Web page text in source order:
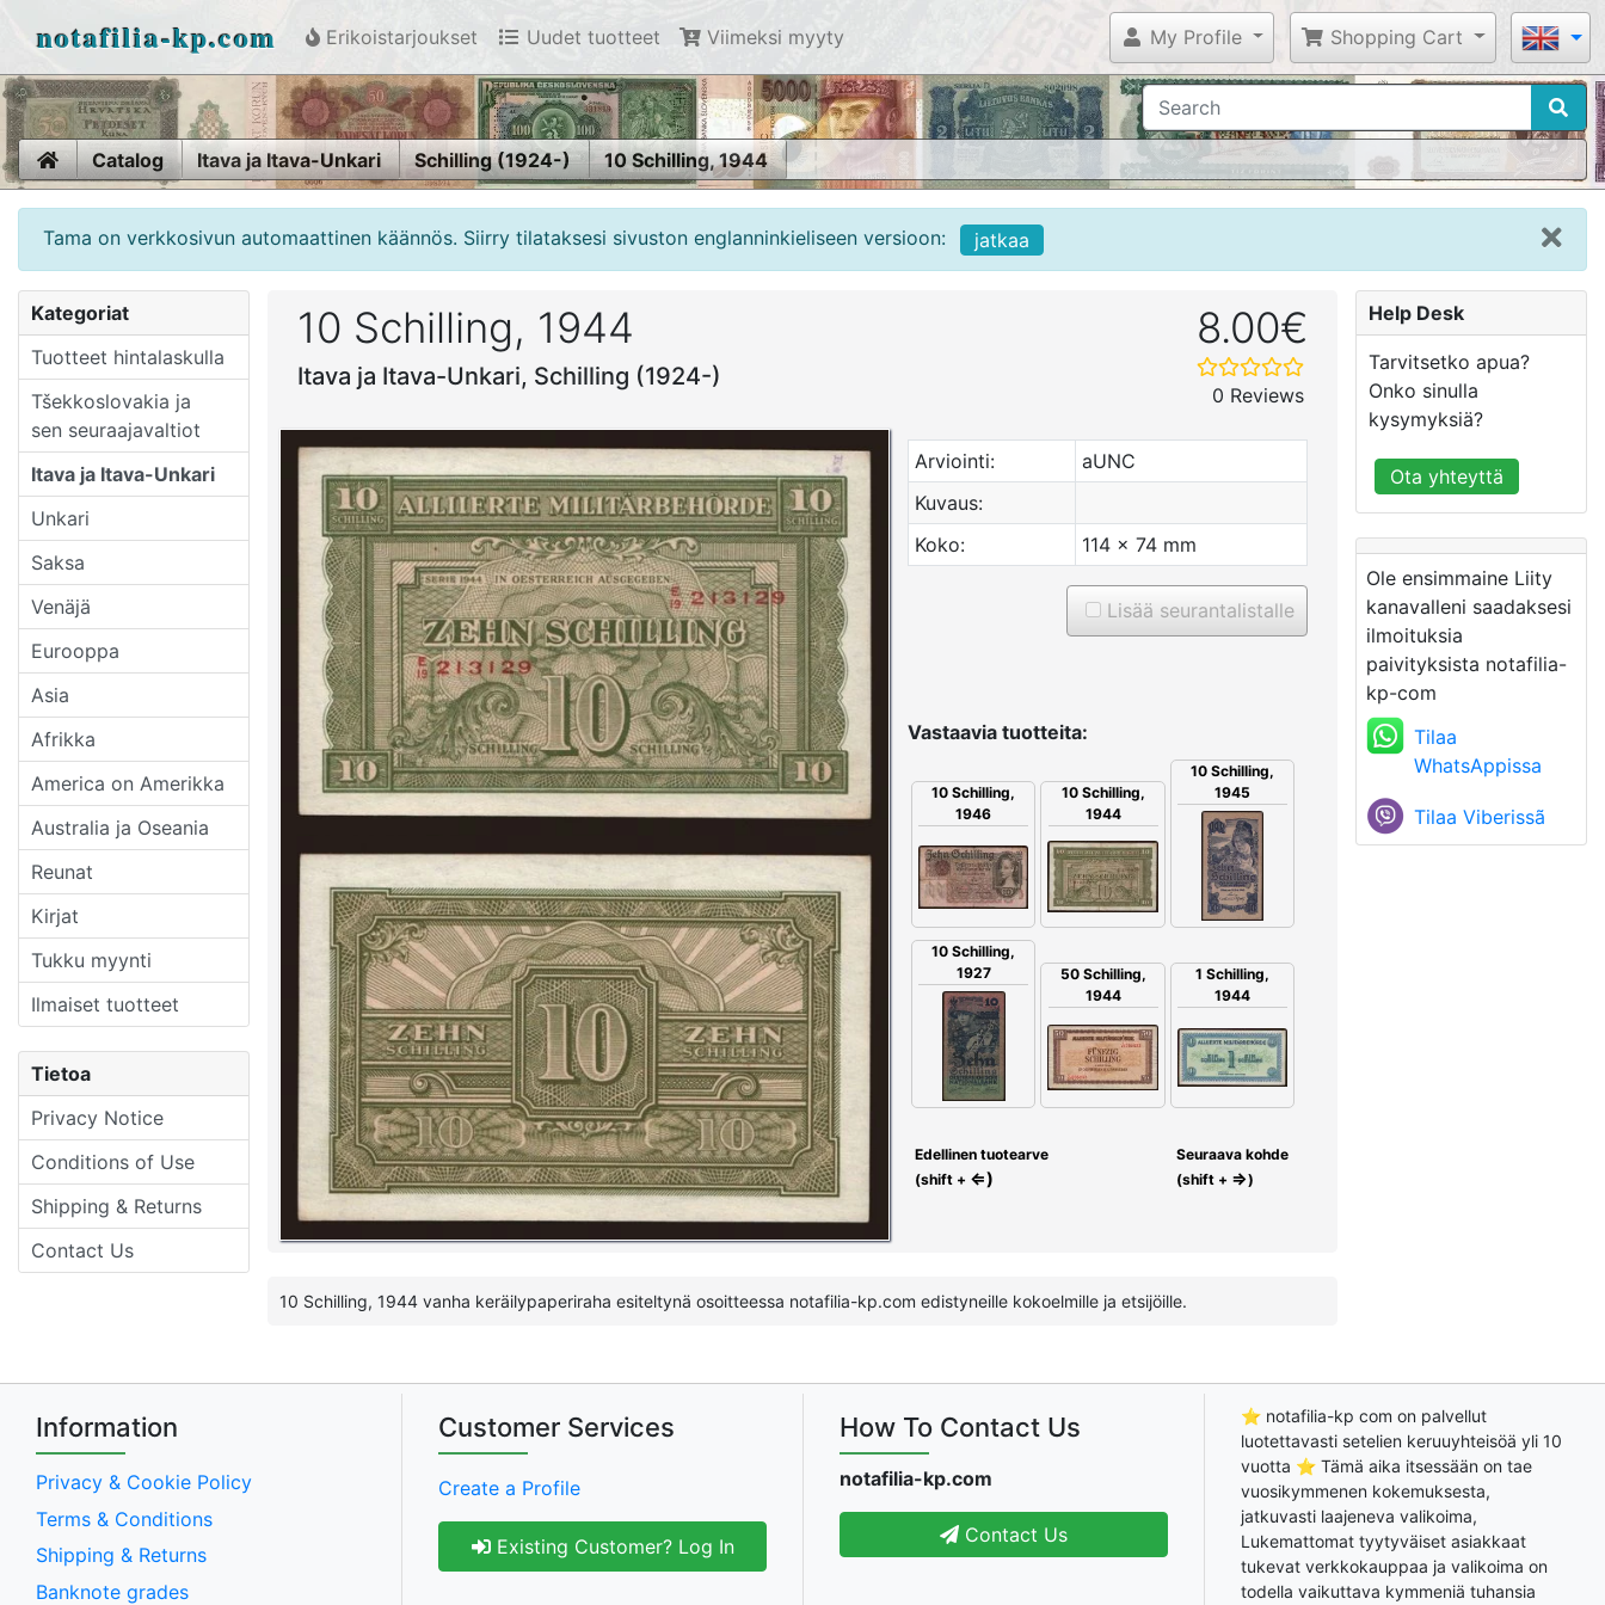
notafilia-kp.com Erikoistarjoukset Uudet tuotteet Viimeksi myyty My Profile Shopping Cart
HomeCatalog Itava ja Itava-Unkari Schilling (1924-) 10 Schilling, 1944
Tama on verkkosivun automaattinen käännös. Siirry tilataksesi sivuston englanninkieliseen versioon: jatkaa
Kategoriat
Tuotteet hintalaskulla
Tšekkoslovakia ja
sen seuraajavaltiot
Itava ja Itava-Unkari
Unkari
Saksa
Venäjä
Eurooppa
Asia
Afrikka
America on Amerikka
Australia ja Oseania
Reunat
Kirjat
Tukku myynti
Ilmaiset tuotteet
Tietoa
Privacy Notice
Conditions of Use
Shipping & Returns
Contact Us
10 Schilling, 1944
Itava ja Itava-Unkari, Schilling (1924-)
8.00€
0 Reviews
Arviointi:
aUNC
Kuvaus:
Koko:
114 x 74 mm
Lisää seurantalistalle
Vastaavia tuotteita:
10 Schilling,
1946
10 Schilling,
1944
10 Schilling,
1945
10 Schilling,
1927
50 Schilling,
1944
1 Schilling,
1944
Edellinen tuotearve
(shift + ⇐)
Seuraava kohde
(shift + ⇒)
10 Schilling, 1944 vanha keräilypaperiraha esiteltynä osoitteessa notafilia-kp.com edistyneille kokoelmille ja etsijöille.
Help Desk
Tarvitsetko apua?
Onko sinulla
kysymyksiä?
Ota yhteyttä
Ole ensimmaine Liity
kanavalleni saadaksesi
ilmoituksia
paivityksista notafilia-
kp-com
Tilaa
WhatsAppissa
Tilaa Viberissã
Information
Privacy & Cookie Policy
Terms & Conditions
Shipping & Returns
Banknote grades
Customer Services
Create a Profile
Existing Customer? Log In
How To Contact Us
notafilia-kp.com
Contact Us
⭐ notafilia-kp com on palvellut
luotettavasti setelien keruuyhteisöä yli 10
vuotta ⭐ Tämä aika itsessään on tae
vuosikymmenen kokemuksesta,
jatkuvasti laajeneva valikoima,
Lukemattomat tyytyväiset asiakkaat
tukevat verkkokauppaa ja valikoima on
todella vaikuttava kymmeniä tuhansia